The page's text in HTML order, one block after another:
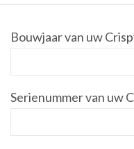
Cadeaubonnen &
Bouwjaar van uw
Serienummer van uw